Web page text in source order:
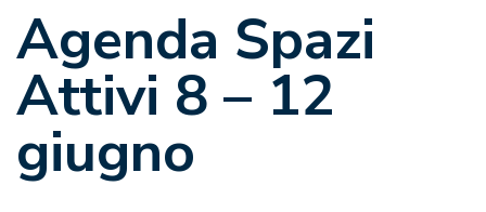
Agenda Spazi
Attivi 8 – 12
giugno